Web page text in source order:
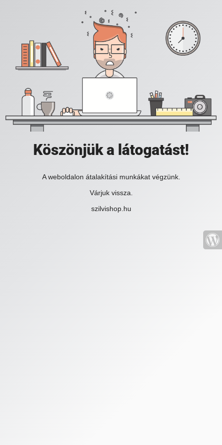
Köszönjük a látogatást!
A weboldalon átalakítási munkákat végzünk.
Várjuk vissza.
szilvishop.hu